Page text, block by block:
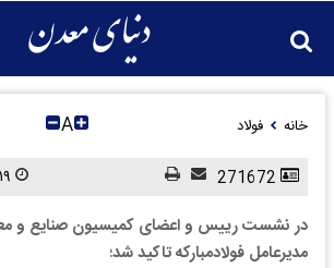
خانه فولاد A
در نشست رییس و اعضای کمیسیون صنایع و
مدیرعامل فولادمبارکه تاکید شد؛